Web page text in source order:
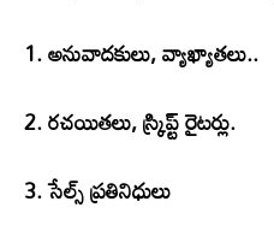
1. అనువాదకులు, వ్యాఖ్యాతలు..
2. రచయితలు, స్క్రిప్ట్‌ రైటర్లు.
3. సేల్స్ ప్రతినిధులు